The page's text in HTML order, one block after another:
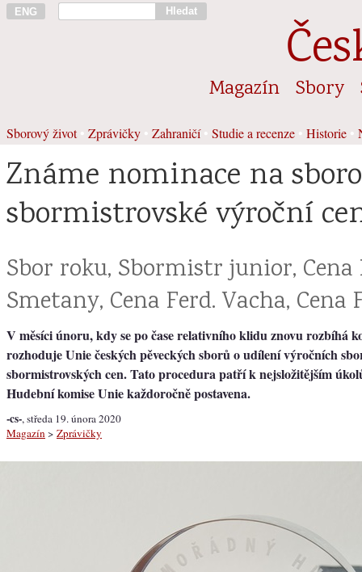
ENG Hledat
Magazín Sbory
Sborový život• Zprávičky Zahraničí• Studie a recenze Historie
Známe nominace na
sbormistrovské výroční
Sbor roku, Sbormistr junior, Cena
Smetany, Cena Ferd. Vacha, Cena
V měsíci únoru, kdy se po čase relativního klidu znovu rozbíhá
rozhoduje Unie českých pěveckých sborů o udílení výročních
sbormistrovských cen. Tato procedura patří k nejsložitějším
Hudební komise Unie každoročně postavena.
-cs-, středa 19. února 2020
Magazín > Zprávičky